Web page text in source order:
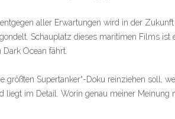
aller Erwartungen wird in der
Schauplatz dieses maritimen Films ist
Dark Ocean fährt.
Supertanker“-Doku reinziehen soll,
im Detail. Worin genau meiner Meinung